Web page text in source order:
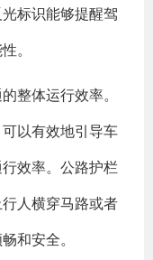
标识能够提醒驾
。
整体运行效率。
以有效地引导车
效率。公路护栏
人横穿马路或者
和安全。